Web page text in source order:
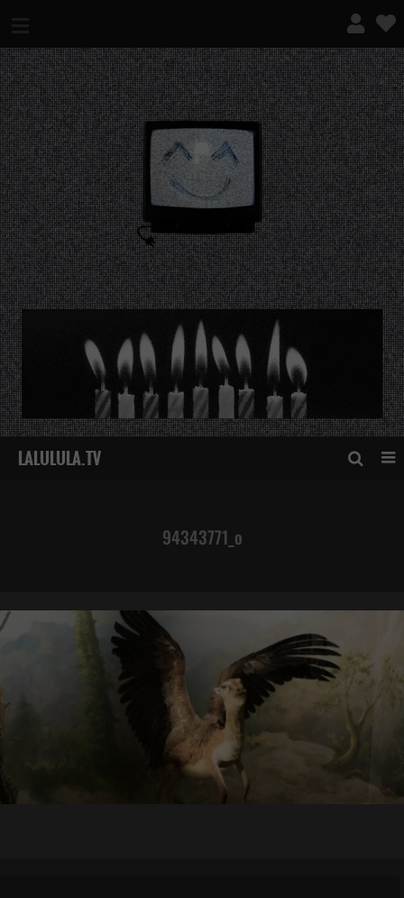
¿QUÉ ES ESTO?
94343771_o